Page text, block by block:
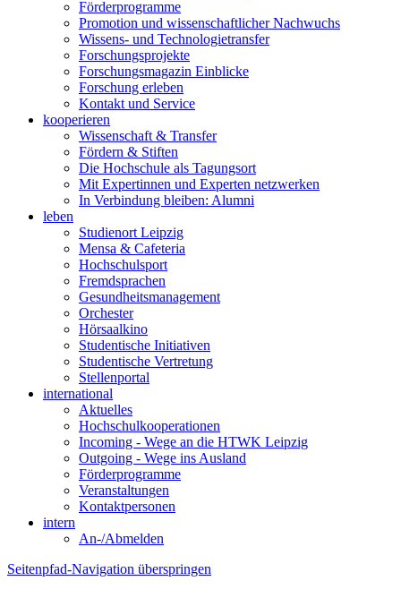
Förderprogramme
Promotion und wissenschaftlicher Nachwuchs
Wissens- und Technologietransfer
Forschungsprojekte
Forschungsmagazin Einblicke
Forschung erleben
Kontakt und Service
kooperieren
Wissenschaft & Transfer
Fördern & Stiften
Die Hochschule als Tagungsort
Mit Expertinnen und Experten netzwerken
In Verbindung bleiben: Alumni
leben
Studienort Leipzig
Mensa & Cafeteria
Hochschulsport
Fremdsprachen
Gesundheitsmanagement
Orchester
Hörsaalkino
Studentische Initiativen
Studentische Vertretung
Stellenportal
international
Aktuelles
Hochschulkooperationen
Incoming - Wege an die HTWK Leipzig
Outgoing - Wege ins Ausland
Förderprogramme
Veranstaltungen
Kontaktpersonen
intern
An-/Abmelden
Seitenpfad-Navigation überspringen